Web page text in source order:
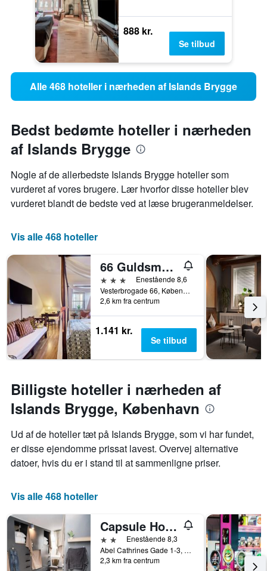
888 kr.
Se tilbud
Alle 468 hoteller i nærheden af Islands Brygge
Bedst bedømte hoteller i nærheden
af Islands Brygge
Nogle af de allerbedste Islands Brygge hoteller som
vurderet af vores brugere. Lær hvorfor disse hoteller blev
vurderet blandt de bedste ved at læse brugeranmeldelser.
Vis alle 468 hoteller
66 Guldsmeden
3 stjernerEnestående 8,6
Vesterbrogade 66, København, Hovedstaden, Danmark
2,6 km fra centrum
1.141 kr.
Se tilbud
Billigste hoteller i nærheden af
Islands Brygge, København
Ud af de hoteller tæt på Islands Brygge, som vi har fundet,
er disse ejendomme prissat lavest. Overvej alternative
datoer, hvis du er i stand til at sammenligne priser.
Vis alle 468 hoteller
Capsule Hotel - Copenhagen
2 stjernerEnestående 8,3
Abel Cathrines Gade 1-3, København, Hovedstaden, Danmark
2,3 km fra centrum